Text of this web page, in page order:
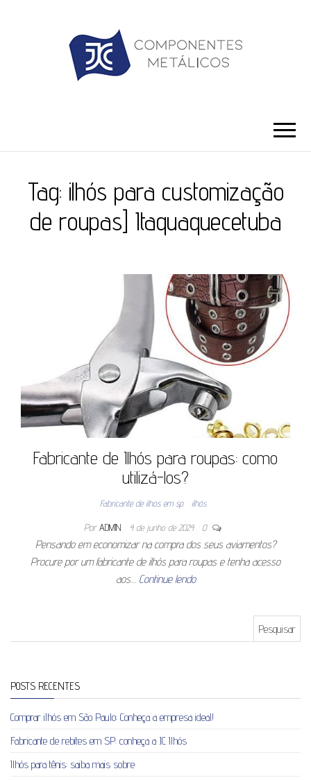
Tag: ilhós para customização
de roupas] Itaquaquecetuba
Fabricante de Ilhós para roupas: como
utilizá-los?
Fabricante de ilhos em sp ilhós
Por ADMIN 4 de junho de 2024 0
Pensando em economizar na compra dos seus aviamentos?
Procure por um fabricante de ilhós para roupas e tenha acesso
aos… Continue lendo
POSTS RECENTES
Comprar ilhós em São Paulo: Conheça a empresa ideal!
Fabricante de rebites em SP: conheça a JC Ilhós
Ilhós para tênis: saiba mais sobre